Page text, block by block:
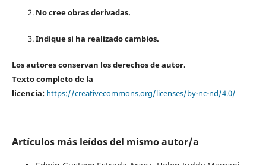
No cree obras derivadas.
Indique si ha realizado cambios.
Los autores conservan los derechos de autor.
Texto completo de la
licencia: https://creativecommons.org/licenses/by-nc-nd/4.0/
Artículos más leídos del mismo autor/a